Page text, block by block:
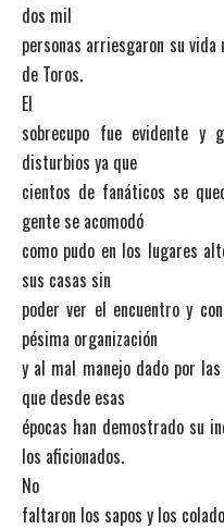
dos mil
personas arriesgaron su vida
de Toros.
El
sobrecupo fue evidente y
disturbios ya que
cientos de fanáticos se
gente se acomodó
como pudo en los lugares
sus casas sin
poder ver el encuentro y
pésima organización
y al mal manejo dado por
que desde esas
épocas han demostrado su
los aficionados.
No
faltaron los sapos y los